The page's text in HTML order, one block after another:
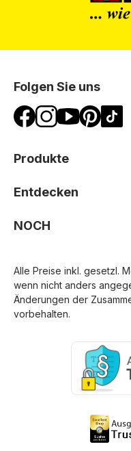
Folgen Sie uns
Produkte
Entdecken
NOCH
Alle Preise inkl. gesetzl.
wenn nicht anders
Änderungen der
vorbehalten.